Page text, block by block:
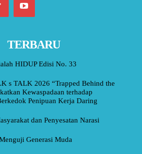
TERBARU
HIDUP Edisi No. 33
s TALK 2026 “Trapped Behind the
Kewaspadaan terhadap
Penipuan Kerja Daring
dan Penyesatan Narasi
Generasi Muda